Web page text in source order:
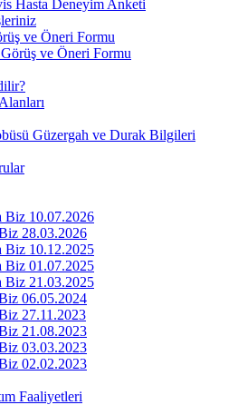
Hasta Deneyim Anketi
ve Öneri Formu
ve Öneri Formu
Güzergah ve Durak Bilgileri
Biz 10.07.2026
28.03.2026
Biz 10.12.2025
Biz 01.07.2025
Biz 21.03.2025
06.05.2024
27.11.2023
21.08.2023
03.03.2023
02.02.2023
Faaliyetleri